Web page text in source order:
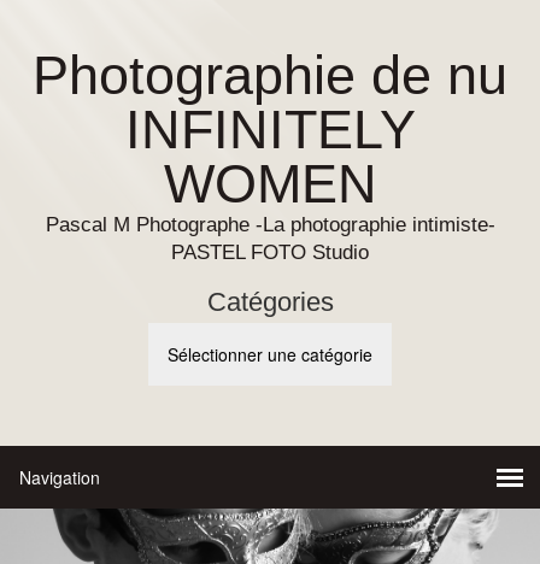
Photographie de nu
INFINITELY
WOMEN
Pascal M Photographe -La photographie intimiste-
PASTEL FOTO Studio
Catégories